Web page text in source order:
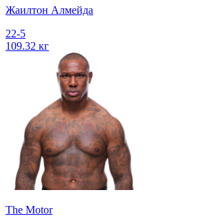
Жаилтон Алмейда
22-5
109.32 кг
The Motor